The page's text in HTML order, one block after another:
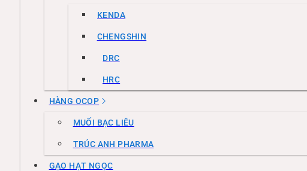
KENDA
CHENGSHIN
DRC
HRC
HÀNG OCOP
MUỐI BẠC LIÊU
TRÚC ANH PHARMA
GẠO HẠT NGỌC